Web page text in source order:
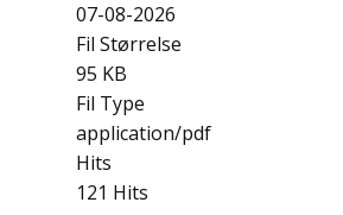
07-08-2026
Fil Størrelse
95 KB
Fil Type
application/pdf
Hits
121 Hits